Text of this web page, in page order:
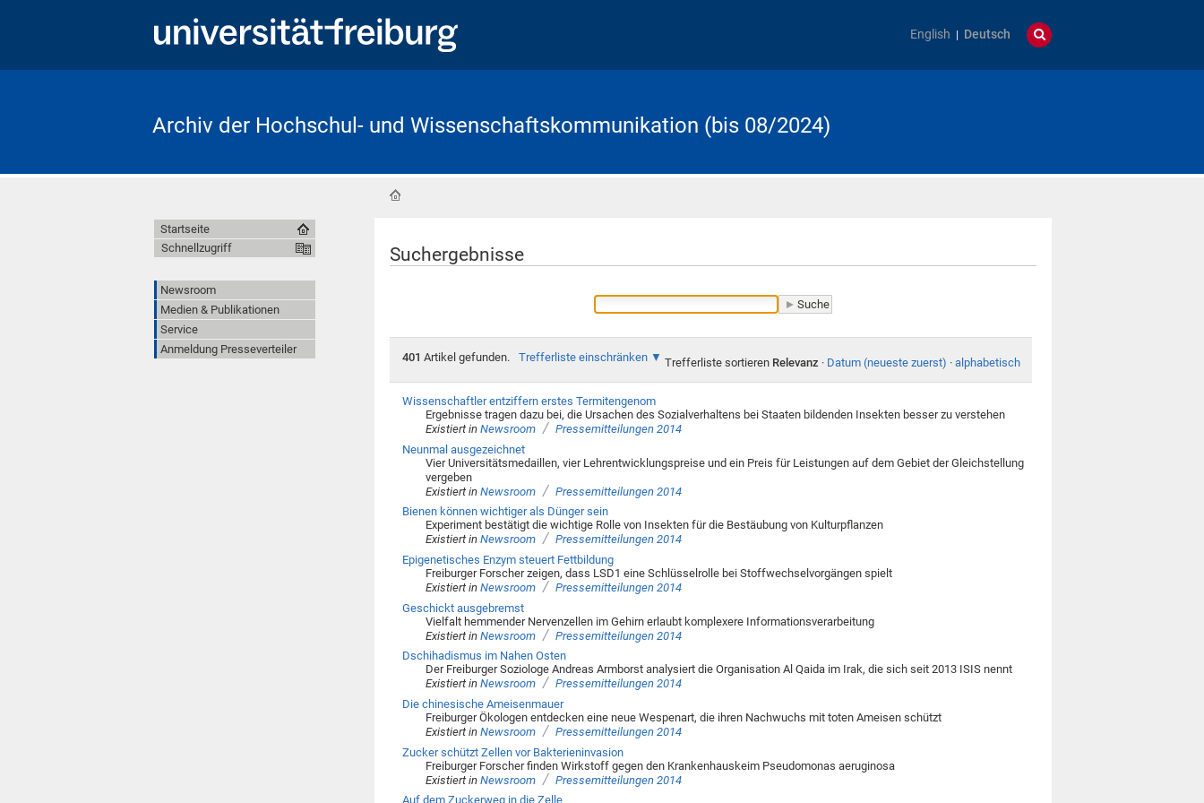
English Deutsch
Archiv der Hochschul- und Wissenschaftskommunikation (bis 08/2024)
Suchergebnisse
401 Artikel gefunden. Trefferliste einschränken Trefferliste sortieren Relevanz · Datum (neueste zuerst) · alphabetisch
Wissenschaftler entziffern erstes Termitengenom
Ergebnisse tragen dazu bei, die Ursachen des Sozialverhaltens bei Staaten bildenden Insekten besser zu verstehen
Existiert in Newsroom / Pressemitteilungen 2014
Neunmal ausgezeichnet
Vier Universitätsmedaillen, vier Lehrentwicklungspreise und ein Preis für Leistungen auf dem Gebiet der Gleichstellung
vergeben
Existiert in Newsroom / Pressemitteilungen 2014
Bienen können wichtiger als Dünger sein
Experiment bestätigt die wichtige Rolle von Insekten für die Bestäubung von Kulturpflanzen
Existiert in Newsroom / Pressemitteilungen 2014
Epigenetisches Enzym steuert Fettbildung
Freiburger Forscher zeigen, dass LSD1 eine Schlüsselrolle bei Stoffwechselvorgängen spielt
Existiert in Newsroom / Pressemitteilungen 2014
Geschickt ausgebremst
Vielfalt hemmender Nervenzellen im Gehirn erlaubt komplexere Informationsverarbeitung
Existiert in Newsroom / Pressemitteilungen 2014
Dschihadismus im Nahen Osten
Der Freiburger Soziologe Andreas Armborst analysiert die Organisation Al Qaida im Irak, die sich seit 2013 ISIS nennt
Existiert in Newsroom / Pressemitteilungen 2014
Die chinesische Ameisenmauer
Freiburger Ökologen entdecken eine neue Wespenart, die ihren Nachwuchs mit toten Ameisen schützt
Existiert in Newsroom / Pressemitteilungen 2014
Zucker schützt Zellen vor Bakterieninvasion
Freiburger Forscher finden Wirkstoff gegen den Krankenhauskeim Pseudomonas aeruginosa
Existiert in Newsroom / Pressemitteilungen 2014
Auf dem Zuckerweg in die Zelle
Startseite
Schnellzugriff
Newsroom
Medien & Publikationen
Service
Anmeldung Presseverteiler